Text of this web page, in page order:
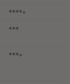
****+
***
***+